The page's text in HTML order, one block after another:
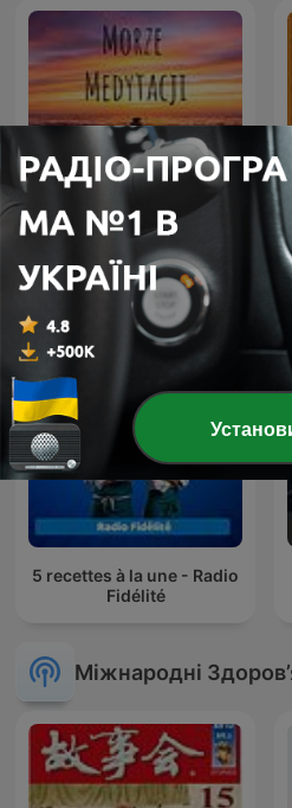
Morze Medytacji –
przestrzeń spokoju,
relaksu i uważności
5 recettes à la une - Radio
Fidélité
Міжнародні